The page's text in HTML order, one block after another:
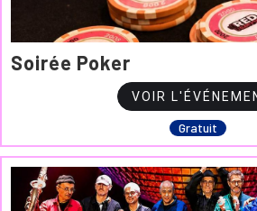
Soirée Poker
VOIR
Gratuit